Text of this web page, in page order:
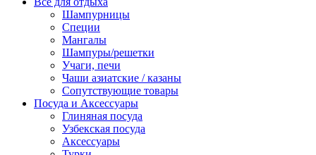
Шампурницы
Специи
Мангалы
Шампуры/решетки
Учаги, печи
Чаши азиатские / казаны
Сопутствующие товары
Посуда и Аксессуары
Глиняная посуда
Узбекская посуда
Аксессуары